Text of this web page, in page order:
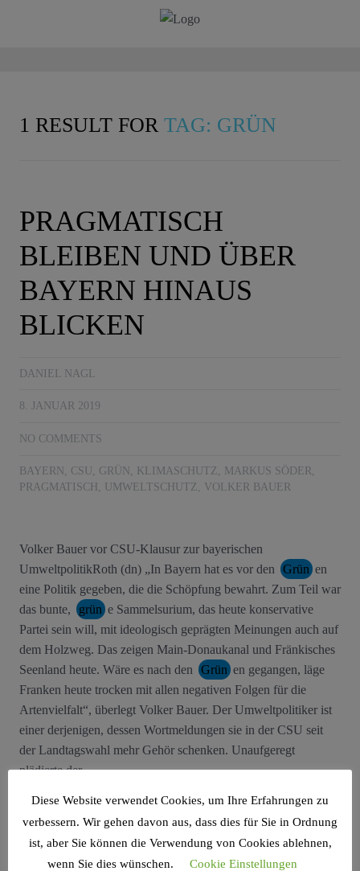
1 RESULT FOR TAG: GRÜN
PRAGMATISCH
BLEIBEN UND ÜBER
BAYERN HINAUS
BLICKEN
DANIEL NAGL
8. JANUAR 2019
NO COMMENTS
BAYERN , CSU, GRÜN , KLIMASCHUTZ, MARKUS SÖDER,
PRAGMATISCH , UMWELTSCHUTZ, VOLKER BAUER
Volker Bauer vor CSU-Klausur zur bayerischen
UmweltpolitikRoth (dn) „In Bayern hat es vor den
Grün en
eine Politik gegeben, die die Schöpfung bewahrt. Zum Teil war
das bunte,
grün e Sammelsurium, das heute konservative
Partei sein will, mit ideologisch geprägten Meinungen auch auf
dem Holzweg. Das zeigen Main-Donaukanal und Fränkisches
Seenland heute. Wäre es nach den
Grün en gegangen, läge
Franken heute trocken mit allen negativen Folgen für die
Artenvielfalt“, überlegt Volker Bauer. Der Umweltpolitiker ist
einer derjenigen, dessen Wortmeldungen sie in der CSU seit
der Landtagswahl mehr Gehör schenken. Unaufgeregt
plädierte der ...
Diese Website verwendet Cookies, um Ihre Erfahrungen zu
verbessern. Wir gehen davon aus, dass dies für Sie in Ordnung
ist, aber Sie können die Verwendung von Cookies ablehnen,
wenn Sie dies wünschen.
Cookie Einstellungen